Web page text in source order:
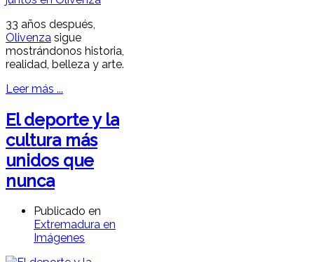
33 años después,
Olivenza sigue
mostrándonos historia,
realidad, belleza y arte.
Leer más ...
El deporte y la
cultura más
unidos que
nunca
Publicado en
Extremadura en
Imágenes